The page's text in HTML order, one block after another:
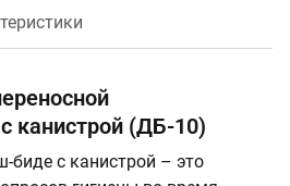
канистрой (ДБ-10)
биде с канистрой – это